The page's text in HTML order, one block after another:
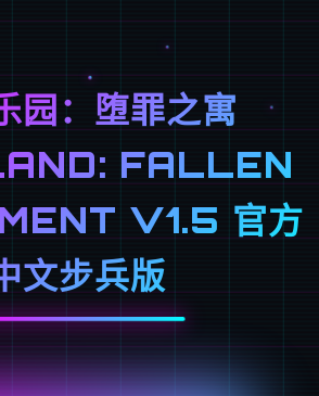
园：堕罪之寓
FALLEN
V1.5 官方
文步兵版